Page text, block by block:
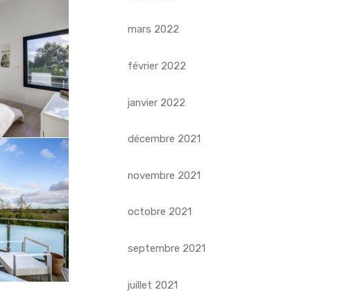
mars 2022
février 2022
janvier 2022
décembre 2021
novembre 2021
octobre 2021
septembre 2021
juillet 2021